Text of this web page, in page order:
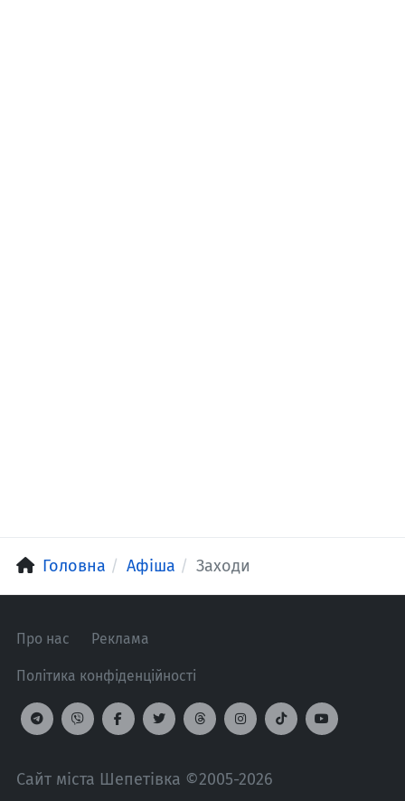
Головна Афіша Заходи
Про нас Реклама
Політика конфіденційності
Сайт міста Шепетівка ©2005-2026